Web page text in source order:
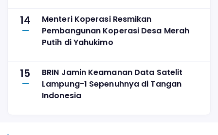
14
Menteri Koperasi Resmikan
Pembangunan Koperasi Desa Merah
Putih di Yahukimo
15
BRIN Jamin Keamanan Data Satelit
Lampung-1 Sepenuhnya di Tangan
Indonesia